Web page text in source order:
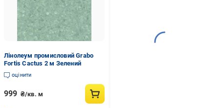
Лінолеум промисловий Grabo
Fortis Cactus 2 м Зелений
оцінити
999 ₴/кв. м